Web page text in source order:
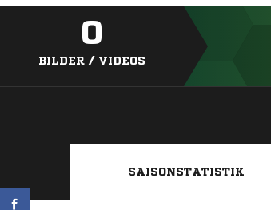
0
BILDER / VIDEOS
SAISONSTATISTIK